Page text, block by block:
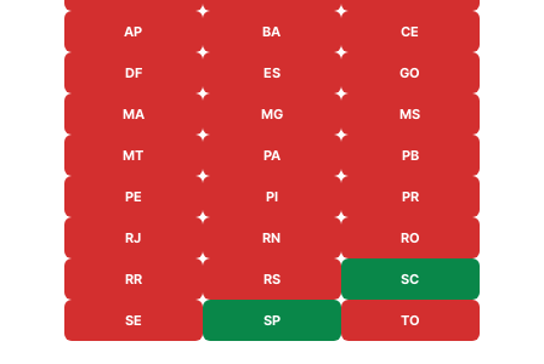
AP BA CE
DF ES GO
MA MG MS
MT PA PB
PE PI PR
RJ RN RO
RR RS SC
SE SP TO